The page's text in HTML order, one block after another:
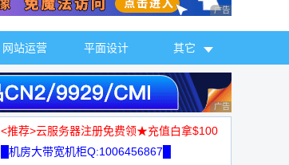
广告 商业广告，理
网站运营 平面设计 其它
广告 商业广告，理
<推荐>云服务器注册免费领★充值白拿$100
█机房大带宽机柜Q:1006456867█